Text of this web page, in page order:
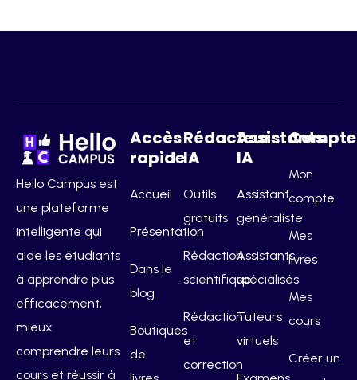
Hello Campus est
une plateforme
intelligente qui
aide les étudiants
à apprendre plus
efficacement,
mieux
comprendre leurs
cours et réussir à
Accès
rapide
Accueil
Présentation
Dans le
blog
Boutiques
de
Rédacteurs
IA
Outils
gratuits
Rédaction
scientifique
Rédaction
et
correction
Assistants
IA
Assistant
généraliste
Assistants
spécialisés
Tuteurs
virtuels
Compte
Mon
compte
Mes
livres
Mes
cours
Créer un